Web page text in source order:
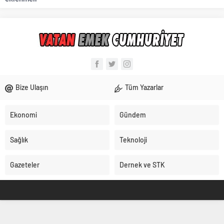
Bize Ulaşın Tüm Yazarlar
Ekonomi Gündem
Sağlık Teknoloji
Gazeteler Dernek ve STK